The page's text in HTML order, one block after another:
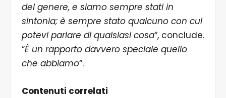
del genere, e siamo sempre stati in
sintonia; è sempre stato qualcuno con cui
potevi parlare di qualsiasi cosa“, conclude.
“È un rapporto davvero speciale quello
che abbiamo“.
Contenuti correlati